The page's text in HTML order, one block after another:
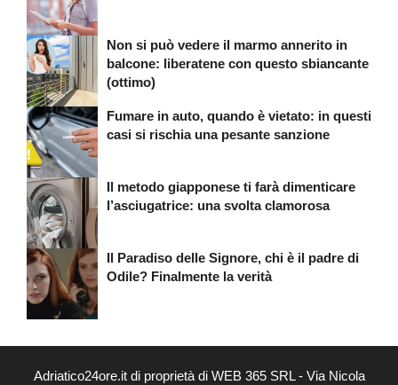
Non si può vedere il marmo annerito in
balcone: liberatene con questo sbiancante
(ottimo)
Fumare in auto, quando è vietato: in questi
casi si rischia una pesante sanzione
Il metodo giapponese ti farà dimenticare
l’asciugatrice: una svolta clamorosa
Il Paradiso delle Signore, chi è il padre di
Odile? Finalmente la verità
Adriatico24ore.it di proprietà di WEB 365 SRL - Via Nicola